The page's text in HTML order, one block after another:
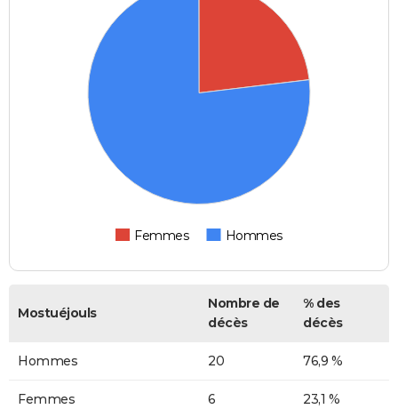
Femmes Hommes
Mostuéjouls
Nombre de
décès
% des
décès
Hommes 20 76,9 %
Femmes 6 23,1 %